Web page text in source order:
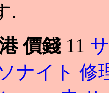
.
價錢 11
ナイト 修